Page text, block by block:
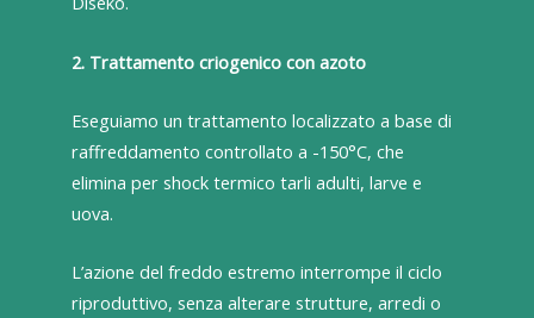
2. Trattamento criogenico con azoto
Eseguiamo un trattamento localizzato a base di
raffreddamento controllato a -150°C, che
elimina per shock termico tarli adulti, larve e
uova.
L’azione del freddo estremo interrompe il ciclo
riproduttivo, senza alterare strutture, arredi o